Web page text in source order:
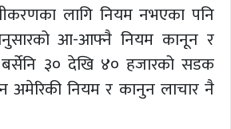
लागि नियम नभएका पनि
आ-आफ्नै नियम कानून र
३० देखि ४० हजारको सडक
अमेरिकी नियम र कानुन लाचार नै